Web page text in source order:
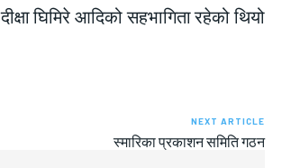
घिमिरे आदिको सहभागिता रहेको थियो
NEXT ARTICLE
स्मारिका प्रकाशन समिति गठन